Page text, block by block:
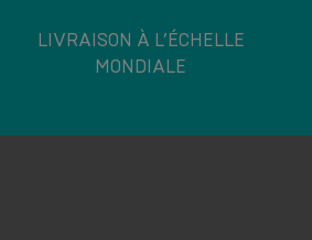
LIVRAISON À L’ÉCHELLE
MONDIALE